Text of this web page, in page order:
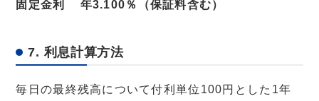
固定金利 年3.100％（保証料含む）
7. 利息計算方法
毎日の最終残高について付利単位100円とした1年